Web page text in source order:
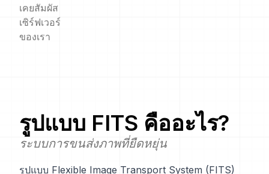
เคยสัมผัส
เซิร์ฟเวอร์
ของเรา
รูปแบบ FITS คืออะไร?
ระบบการขนส่งภาพที่ยืดหยุ่น
รูปแบบ Flexible Image Transport System (FITS)